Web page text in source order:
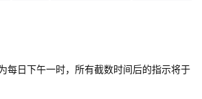
每日下午一时，所有截数时间后的指示将于